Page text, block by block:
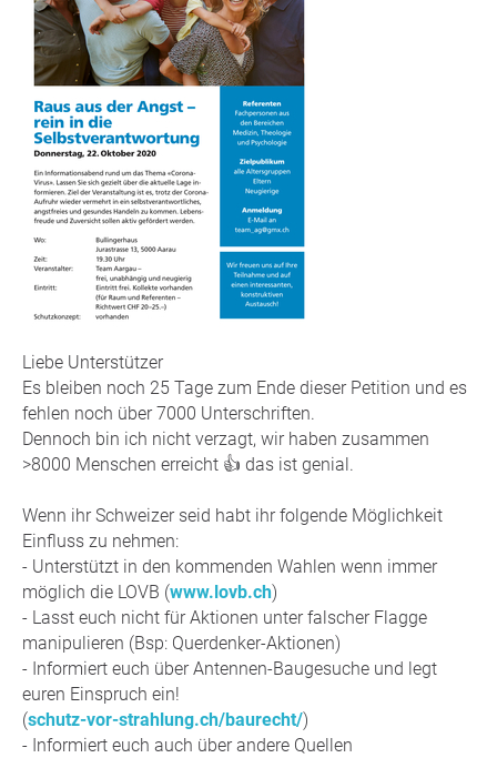
Liebe Unterstützer
Es bleiben noch 25 Tage zum Ende dieser Petition und es
fehlen noch über 7000 Unterschriften.
Dennoch bin ich nicht verzagt, wir haben zusammen
>8000 Menschen erreicht 👍 das ist genial.
Wenn ihr Schweizer seid habt ihr folgende Möglichkeit
Einfluss zu nehmen:
- Unterstützt in den kommenden Wahlen wenn immer
möglich die LOVB (www.lovb.ch)
- Lasst euch nicht für Aktionen unter falscher Flagge
manipulieren (Bsp: Querdenker-Aktionen)
- Informiert euch über Antennen-Baugesuche und legt
euren Einspruch ein!
(schutz-vor-strahlung.ch/baurecht/)
- Informiert euch auch über andere Quellen